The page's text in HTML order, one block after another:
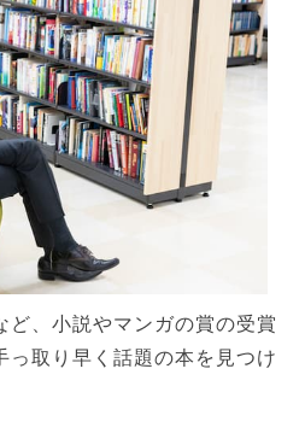
ど、小説やマンガの賞の受賞
っ取り早く話題の本を見つけ